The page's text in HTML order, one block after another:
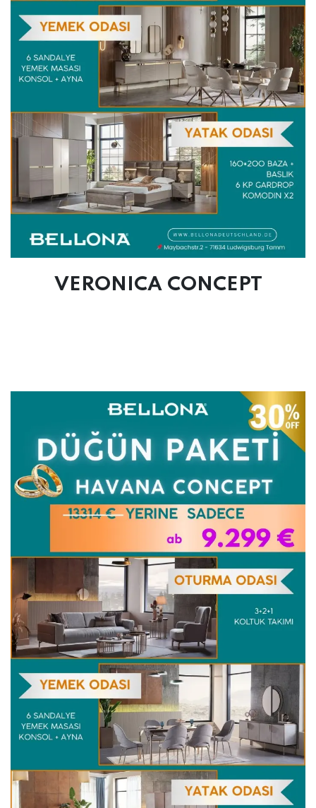
VERONICA CONCEPT